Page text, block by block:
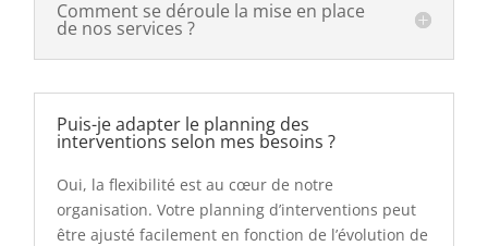
Comment se déroule la mise en place
de nos services ?
Puis-je adapter le planning des
interventions selon mes besoins ?
Oui, la flexibilité est au cœur de notre
organisation. Votre planning d’interventions peut
être ajusté facilement en fonction de l’évolution de